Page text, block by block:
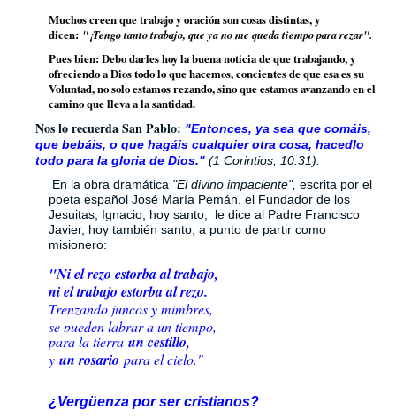
Muchos creen que trabajo y oración son cosas distintas, y
dicen: "¡Tengo tanto trabajo, que ya no me queda tiempo para rezar".
Pues bien: Debo darles hoy la buena noticia de que trabajando, y
ofreciendo a Dios todo lo que hacemos, concientes de que esa es su
Voluntad, no solo estamos rezando, sino que estamos avanzando en el
camino que lleva a la santidad.
Nos lo recuerda San Pablo: "Entonces, ya sea que comáis,
que bebáis, o que hagáis cualquier otra cosa, hacedlo
todo para la gloria de Dios." (1 Corintios, 10:31).
En la obra dramática "El divino impaciente", escrita por el
poeta español José María Pemán, el Fundador de los
Jesuitas, Ignacio, hoy santo, le dice al Padre Francisco
Javier, hoy también santo, a punto de partir como
misionero:
"Ni el rezo estorba al trabajo,
ni el trabajo estorba al rezo.
Trenzando juncos y mimbres,
se pueden labrar a un tiempo,
para la tierra un cestillo,
y un rosario para el cielo."
¿Vergüenza por ser cristianos?